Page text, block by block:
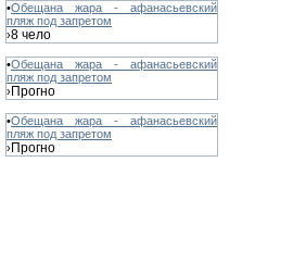
•Обещана жара - афанасьевский
пляж под запретом
›8 чело
•Обещана жара - афанасьевский
пляж под запретом
›Прогно
•Обещана жара - афанасьевский
пляж под запретом
›Прогно